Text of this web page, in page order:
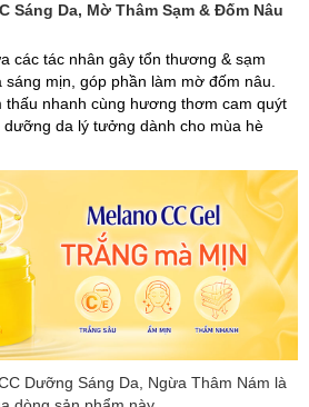
Sáng Da, Mờ Thâm Sạm & Đốm Nâu
các tác nhân gây tổn thương & sạm
mịn, góp phần làm mờ đốm nâu.
thấu nhanh cùng hương thơm cam quýt
da lý tưởng dành cho mùa hè
Dưỡng Sáng Da, Ngừa Thâm Nám là